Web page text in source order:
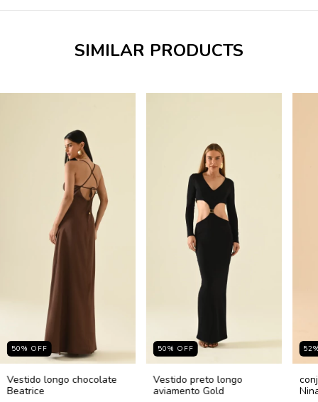
SIMILAR PRODUCTS
50% OFF
Vestido longo chocolate
Beatrice
50% OFF
Vestido preto longo
aviamento Gold
52